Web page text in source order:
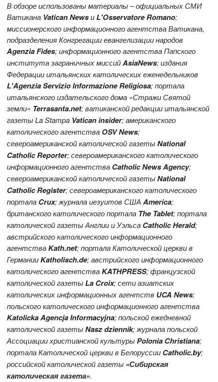
В обзоре использованы материалы – официальных СМИ
Ватикана Vatican NewsиL'Osservatore Romano;
миссионерского информационного агентства Ватикана,
подразделения Конгрегации евангелизации народов
Agenzia Fides; информационного агентства Папского
института заграничных миссийAsiaNews; издания
Федерации итальянских католических еженедельников
L'Agenzia Servizio Informazione Religiosa; портала
итальянского издательского дома «Стражи Святой
земли» Terrasanta.net; ватиканской редакции итальянской
газеты La Stampa Vaticaninsider; американского
католического агентства OSV News;
североамериканской католической газетыNational
Catholic Reporter; североамериканского католического
информационного агентства Catholic News Agency;
североамериканской католической газетыNational
CatholicRegister; североамериканского католического
портала Crux; журнала иезуитов СШАAmerica;
британского католического портала The Tablet; портала
католической газеты Англии и Уэльса Catholic Herald;
австрийского католического информационного
агентстваKath.net; портала Католической церкви в
ГерманииKatholisch.de; австрийского информационного
католического агентстваKATHPRESS; французской
католической газетыLa Croix; сети азиатских
католических информационных агентств UCA News;
польского католического информационного агентства
Katolicka Agencja Informacyjna; польской ежедневной
католической газетыNasz dziennik; журнала польской
Ассоциации христианской культурыPolonia Christiana;
портала Католической церкви в Белоруссии Catholic.by;
российской католической газеты «Сибирская
католическая газета».